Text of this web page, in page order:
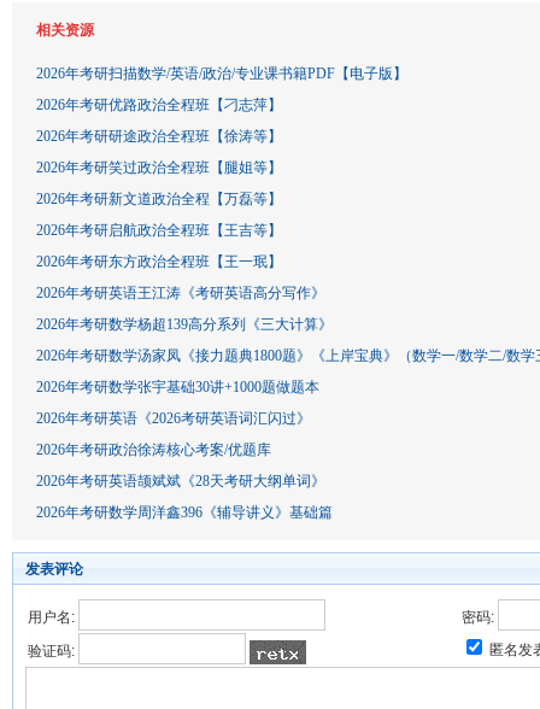
相关资源
2026年考研扫描数学/英语/政治/专业课书籍PDF【电子版】
2026年考研优路政治全程班【刁志萍】
2026年考研研途政治全程班【徐涛等】
2026年考研笑过政治全程班【腿姐等】
2026年考研新文道政治全程【万磊等】
2026年考研启航政治全程班【王吉等】
2026年考研东方政治全程班【王一珉】
2026年考研英语王江涛《考研英语高分写作》
2026年考研数学杨超139高分系列《三大计算》
2026年考研数学汤家凤《接力题典1800题》《上岸宝典》（数学一/数学二/数学
2026年考研数学张宇基础30讲+1000题做题本
2026年考研英语《2026考研英语词汇闪过》
2026年考研政治徐涛核心考案/优题库
2026年考研英语颉斌斌《28天考研大纲单词》
2026年考研数学周洋鑫396《辅导讲义》基础篇
发表评论
用户名:
密码:
验证码:
匿名发